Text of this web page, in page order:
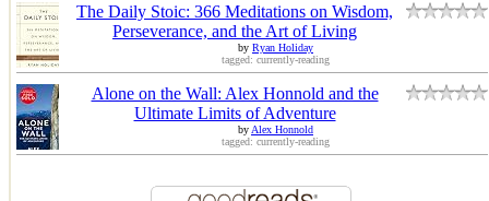
The Daily Stoic: 366 Meditations on Wisdom,
Perseverance, and the Art of Living
by Ryan Holiday
tagged: currently-reading
Alone on the Wall: Alex Honnold and the
Ultimate Limits of Adventure
byAlex Honnold
tagged: currently-reading